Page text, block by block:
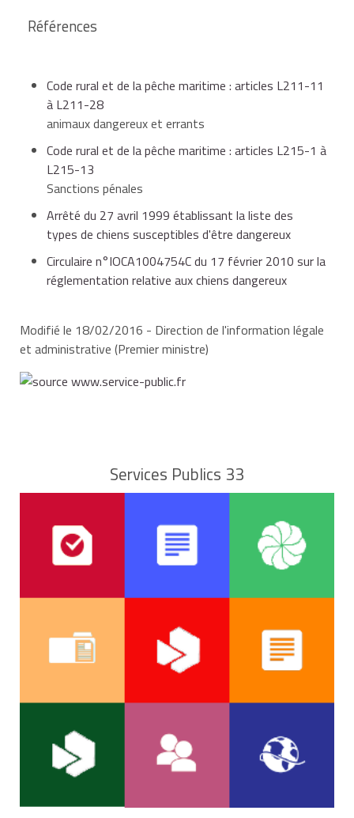
Références
Code rural et de la pêche maritime : articles L211-11
à L211-28
animaux dangereux et errants
Code rural et de la pêche maritime : articles L215-1 à
L215-13
Sanctions pénales
Arrêté du 27 avril 1999 établissant la liste des
types de chiens susceptibles d'être dangereux
Circulaire n°IOCA1004754C du 17 février 2010 sur la
réglementation relative aux chiens dangereux
Modifié le 18/02/2016 - Direction de l'information légale
et administrative (Premier ministre)
Services Publics 33